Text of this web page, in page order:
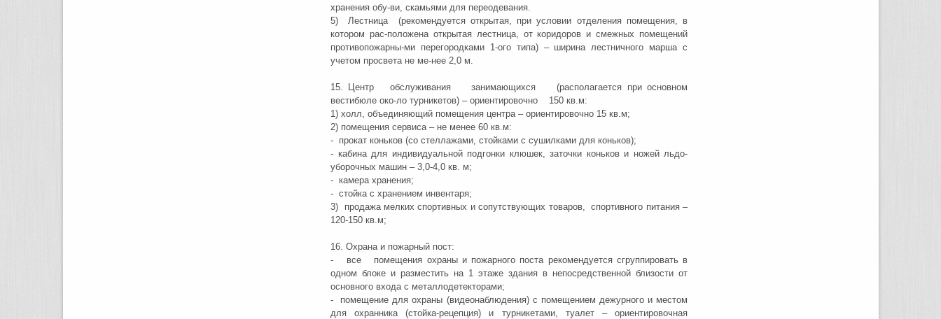
хранения обу-ви, скамьями для переодевания.
5) Лестница (рекомендуется открытая, при условии отделения помещения, в
котором рас-положена открытая лестница, от коридоров и смежных помещений
противопожарны-ми перегородками 1-ого типа) – ширина лестничного марша с
учетом просвета не ме-нее 2,0 м.
15. Центр обслуживания занимающихся (располагается при основном
вестибюле око-ло турникетов) – ориентировочно 150 кв.м:
1) холл, объединяющий помещения центра – ориентировочно 15 кв.м;
2) помещения сервиса – не менее 60 кв.м:
- прокат коньков (со стеллажами, стойками с сушилками для коньков);
- кабина для индивидуальной подгонки клюшек, заточки коньков и ножей льдо-
уборочных машин – 3,0-4,0 кв. м;
- камера хранения;
- стойка с хранением инвентаря;
3) продажа мелких спортивных и сопутствующих товаров, спортивного питания –
120-150 кв.м;
16. Охрана и пожарный пост:
- все помещения охраны и пожарного поста рекомендуется сгруппировать в
одном блоке и разместить на 1 этаже здания в непосредственной близости от
основного входа с металлодетекторами;
- помещение для охраны (видеонаблюдения) с помещением дежурного и местом
для охранника (стойка-рецепция) и турникетами, туалет – ориентировочная